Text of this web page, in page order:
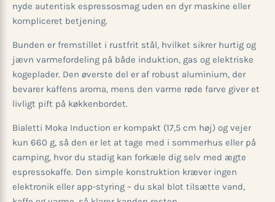
nyde autentisk espressosmag uden en dyr maskine eller
kompliceret betjening.
Bunden er fremstillet i rustfrit stål, hvilket sikrer hurtig og
jævn varmefordeling på både induktion, gas og elektriske
kogeplader. Den øverste del er af robust aluminium, der
bevarer kaffens aroma, mens den varme røde farve giver et
livligt pift på køkkenbordet.
Bialetti Moka Induction er kompakt (17,5 cm høj) og vejer
kun 660 g, så den er let at tage med i sommerhus eller på
camping, hvor du stadig kan forkæle dig selv med ægte
espressokaffe. Den simple konstruktion kræver ingen
elektronik eller app-styring – du skal blot tilsætte vand,